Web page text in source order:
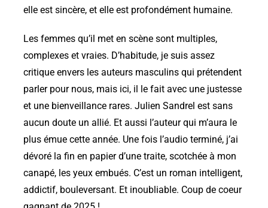
elle est sincère, et elle est profondément humaine.
Les femmes qu’il met en scène sont multiples,
complexes et vraies. D’habitude, je suis assez
critique envers les auteurs masculins qui prétendent
parler pour nous, mais ici, il le fait avec une justesse
et une bienveillance rares. Julien Sandrel est sans
aucun doute un allié. Et aussi l’auteur qui m’aura le
plus émue cette année. Une fois l’audio terminé, j’ai
dévoré la fin en papier d’une traite, scotchée à mon
canapé, les yeux embués. C’est un roman intelligent,
addictif, bouleversant. Et inoubliable. Coup de coeur